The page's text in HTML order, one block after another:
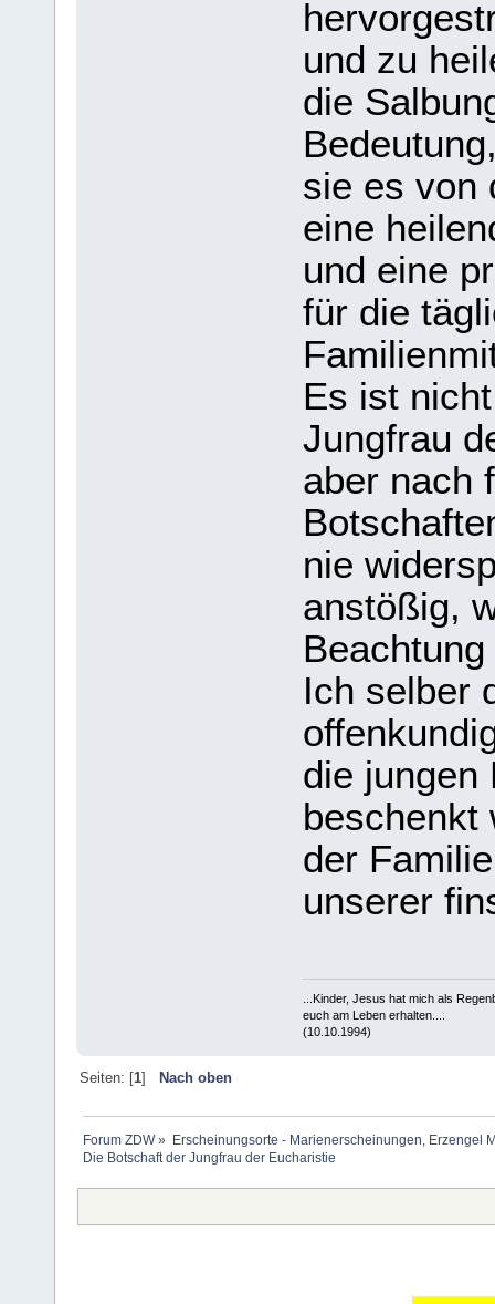
und zu
die
sie es von
eine
und eine
für die
Es ist
Jungfrau
aber nach
nie
anstößig,
Ich selber
die jungen
beschenkt
der
unserer
...Kinder, Jesus hat mich als
euch am Leben erhalten....
(10.10.1994)
Seiten: [1] Nach oben
Forum ZDW» Erscheinungsorte - Marienerscheinungen, Erzengel
Die Botschaft der Jungfrau der Eucharistie